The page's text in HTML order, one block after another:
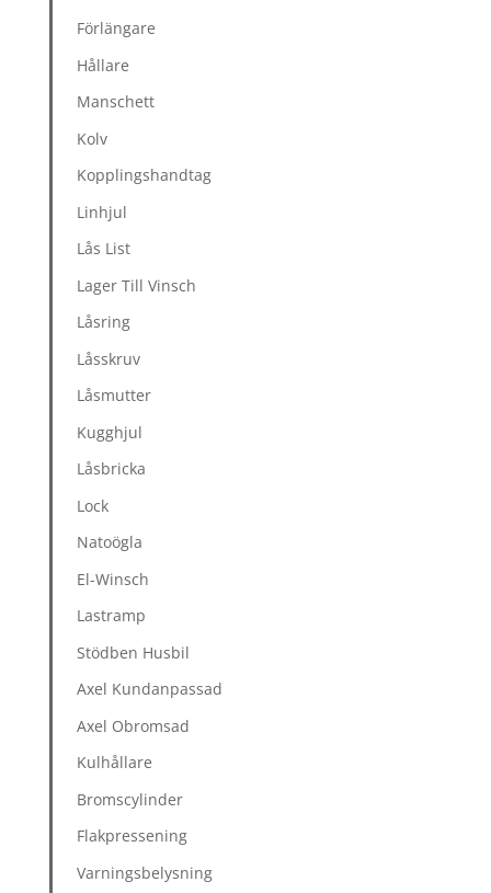
Förlängare
Hållare
Manschett
Kolv
Kopplingshandtag
Linhjul
Lås List
Lager Till Vinsch
Låsring
Låsskruv
Låsmutter
Kugghjul
Låsbricka
Lock
Natoögla
El-Winsch
Lastramp
Stödben Husbil
Axel Kundanpassad
Axel Obromsad
Kulhållare
Bromscylinder
Flakpressening
Varningsbelysning